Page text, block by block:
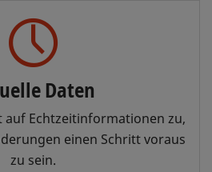
Daten
auf Echtzeitinformationen zu,
einen Schritt voraus
zu sein.